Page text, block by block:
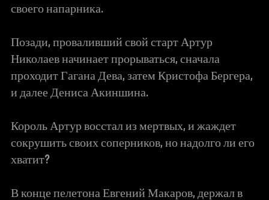
своего напарника.
Позади, проваливший свой старт Артур
Николаев начинает прорываться, сначала
проходит Гагана Дева, затем Кристофа Бергера,
и далее Дениса Акиншина.
Король Артур восстал из мертвых, и жаждет
сокрушить своих соперников, но надолго ли его
хватит?
В конце пелетона Евгений Макаров, держал в